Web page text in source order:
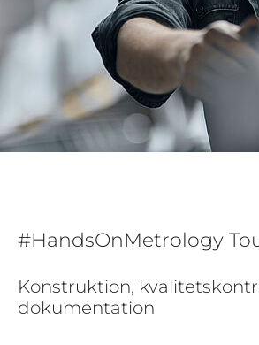
#HandsOnMetrology
Konstruktion,
dokumentation